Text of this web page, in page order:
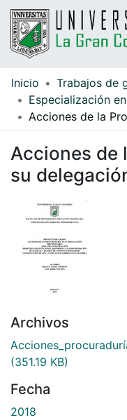
Comunidades
Todo DSpace
Guías
Inicio Trabajos de
Acciones de
su
Archivos
(351.19 KB)
Fecha
2018